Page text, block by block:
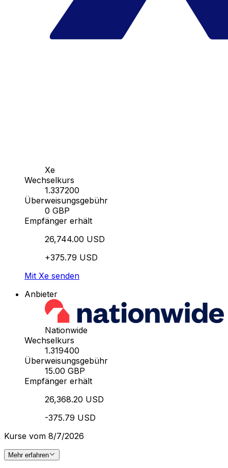
Xe
Wechselkurs
1.337200
Überweisungsgebühr
0 GBP
Empfänger erhält
26,744.00 USD
+375.79 USD
Mit Xe senden
Anbieter
Nationwide
Wechselkurs
1.319400
Überweisungsgebühr
15.00 GBP
Empfänger erhält
26,368.20 USD
-375.79 USD
Kurse vom 8/7/2026
Mehr erfahren